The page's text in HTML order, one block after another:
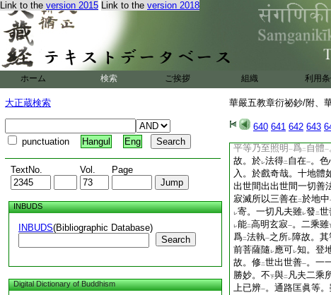
Link to the version 2015 Link to the version 2018
ホーム 検索 ご挨拶 組織 利用
大正蔵検索
punctuation Hangul Eng
TextNo. Vol. Page
INBUDS
INBUDS(Bibliographic Database)
Search
Digital Dictionary of Buddhism
華嚴五教章衍祕鈔/附、
640 641 642 643
地已上此心顯現。雖下地
十度兼修 。若據 増勝
如十勝行等。配屬可
平等清淨寂靜之義増勝
智明･諦觀智明･縁起
次第増明。除
去六蔽一
福智成
位。入 二不思
來無生無滅無相無作。
依正諸相差別。不二 復
平等乃至照明 一爲 二 自體一
故。於レ法得二 自在一。
入。於戲奇哉。十地體
出世間出出世間一切善
寂滅所以三善在二於地中
レ寄。一切凡夫雖レ發 二世
レ能二高明玄寂一。二乘雖
爲二法執一之所レ障故。
前菩薩隨 レ應可レ知。登
故。修二世出世善一。一
勝妙。不下與二 凡夫二乘
上已辨一。通路匡眞等